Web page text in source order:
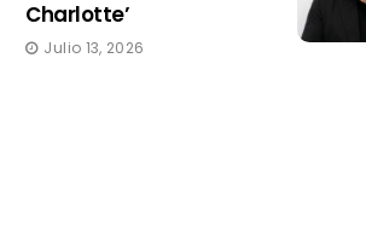
Charlotte’
Julio 13, 2026